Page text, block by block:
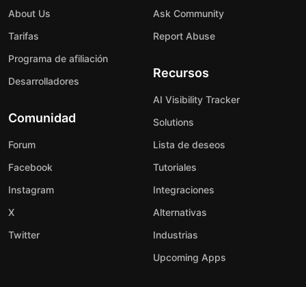
About Us
Tarifas
Programa de afiliación
Desarrolladores
Comunidad
Forum
Facebook
Instagram
X
Twitter
Ask Community
Report Abuse
Recursos
AI Visibility Tracker
Solutions
Lista de deseos
Tutoriales
Integraciones
Alternativas
Industrias
Upcoming Apps